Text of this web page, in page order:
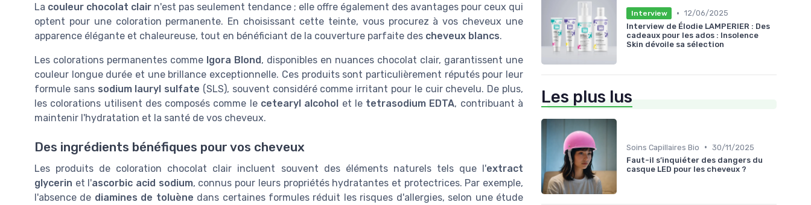
La couleur chocolat clair n'est pas seulement tendance ; elle offre également des avantages pour ceux qui
optent pour une coloration permanente. En choisissant cette teinte, vous procurez à vos cheveux une
apparence élégante et chaleureuse, tout en bénéficiant de la couverture parfaite des cheveux blancs.
Les colorations permanentes comme Igora Blond, disponibles en nuances chocolat clair, garantissent une
couleur longue durée et une brillance exceptionnelle. Ces produits sont particulièrement réputés pour leur
formule sans sodium lauryl sulfate (SLS), souvent considéré comme irritant pour le cuir chevelu. De plus,
les colorations utilisent des composés comme le cetearyl alcohol et le tetrasodium EDTA, contribuant à
maintenir l'hydratation et la santé de vos cheveux.
Des ingrédients bénéfiques pour vos cheveux
Les produits de coloration chocolat clair incluent souvent des éléments naturels tels que l'extract
glycerin et l'ascorbic acid sodium, connus pour leurs propriétés hydratantes et protectrices. Par exemple,
l'absence de diamines de toluène dans certaines formules réduit les risques d'allergies, selon une étude
Interview • 12/06/2025
Interview de Élodie LAMPERIER : Des
cadeaux pour les ados : Insolence
Skin dévoile sa sélection
Les plus lus
Soins Capillaires Bio • 30/11/2025
Faut-il s’inquiéter des dangers du
casque LED pour les cheveux ?